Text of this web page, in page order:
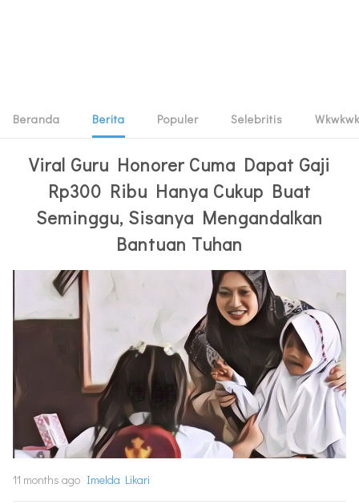
Beranda Berita Populer Selebritis Wkwkwk
Viral Guru Honorer Cuma Dapat Gaji
Rp300 Ribu Hanya Cukup Buat
Seminggu, Sisanya Mengandalkan
Bantuan Tuhan
11 months ago Imelda Likari